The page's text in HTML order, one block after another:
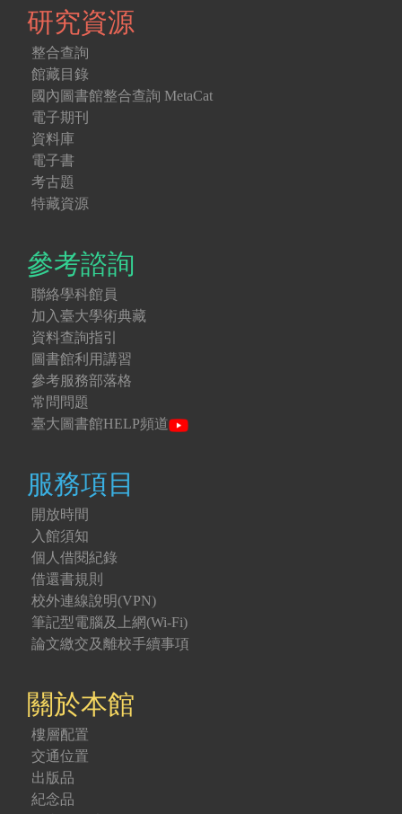
研究資源
整合查詢
館藏目錄
國內圖書館整合查詢 MetaCat
電子期刊
資料庫
電子書
考古題
特藏資源
參考諮詢
聯絡學科館員
加入臺大學術典藏
資料查詢指引
圖書館利用講習
參考服務部落格
常問問題
臺大圖書館HELP頻道
服務項目
開放時間
入館須知
個人借閱紀錄
借還書規則
校外連線說明(VPN)
筆記型電腦及上網(Wi-Fi)
論文繳交及離校手續事項
關於本館
樓層配置
交通位置
出版品
紀念品